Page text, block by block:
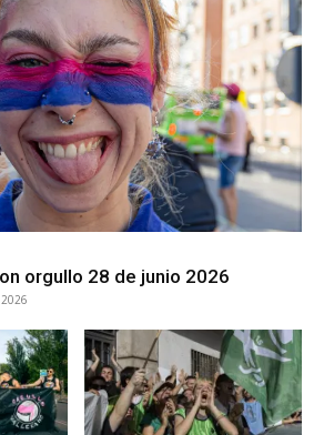
orgullo 28 de junio 2026